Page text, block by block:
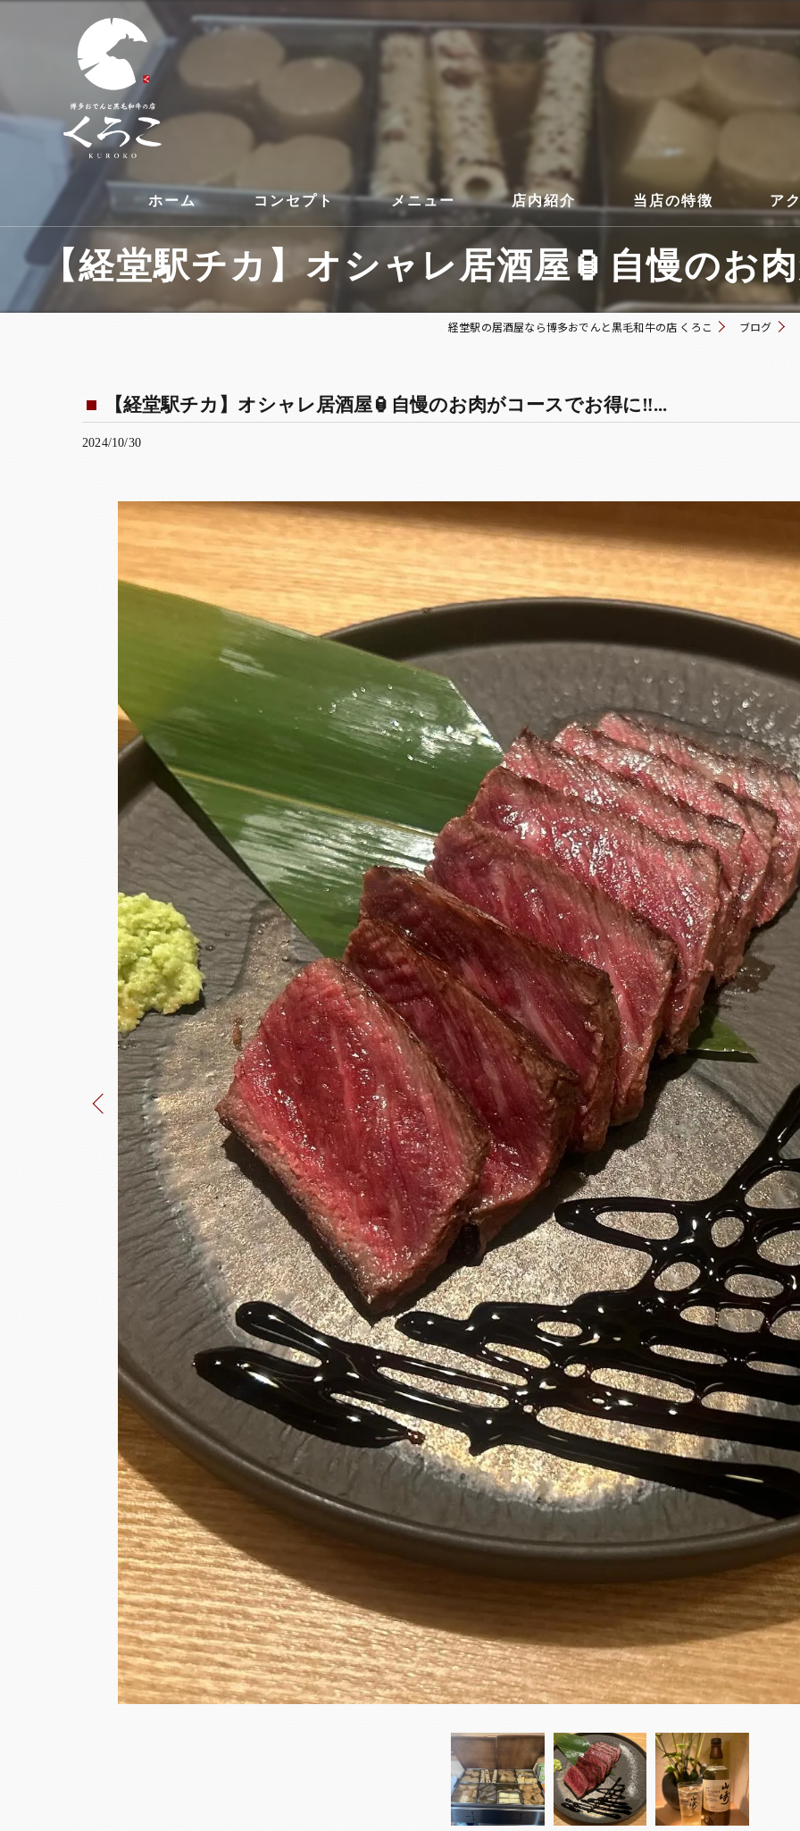
ホーム コンセプト メニュー 店内紹介 当店の特徴
コース
ア
【経堂駅チカ】オシャレ居酒屋🏮自慢のお
経堂駅の居酒屋なら博多おでんと黒毛和牛の店 くろこ ブログ
【経堂駅チカ】オシャレ居酒屋🏮自慢のお肉がコースでお得に‼️...
2024/10/30